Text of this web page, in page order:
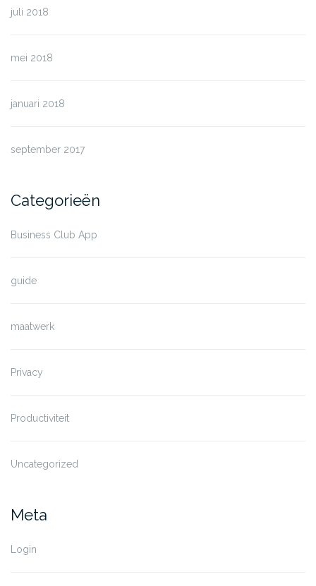
juli 2018
mei 2018
januari 2018
september 2017
Categorieën
Business Club App
guide
maatwerk
Privacy
Productiviteit
Uncategorized
Meta
Login